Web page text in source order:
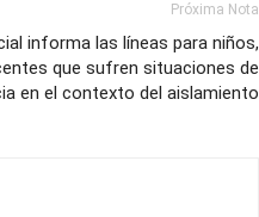
Próxima Nota
informa las líneas para niños,
que sufren situaciones de
en el contexto del aislamiento